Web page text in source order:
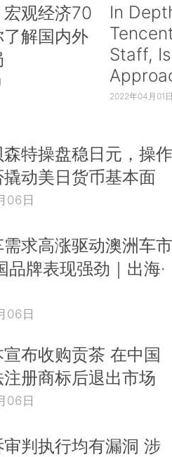
观经济70
解国内外
In
Staff, Is
2022年04月01日
特操盘稳日元，操作
动美日货币基本面
06日
求高涨驱动澳洲车市
品牌表现强劲｜出海·
06日
宣布收购贡茶 在中国
册商标后退出市场
06日
判执行均有漏洞 涉